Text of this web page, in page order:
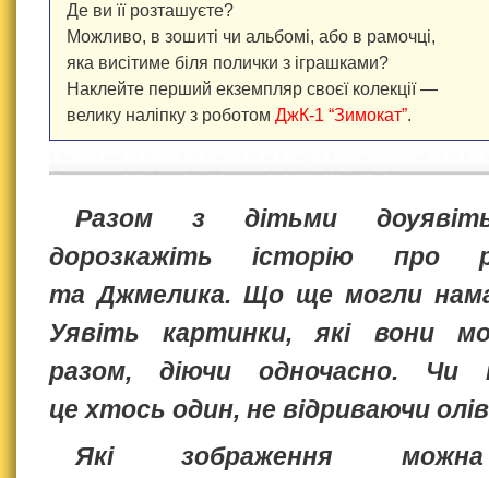
Де ви її розташуєте?
Можливо, в зошиті чи альбомі, або в рамочці,
яка висітиме біля полички з іграшками?
Наклейте перший екземпляр своєї колекції —
велику наліпку з роботом ДжК-1 “Зимокат”.
Разом з дітьми
дорозкажіть історію про
та Джмелика. Що ще могли
Уявіть картинки, які вони
разом, діючи одночасно. Чи
це хтось один, не відриваючи
Які зображення